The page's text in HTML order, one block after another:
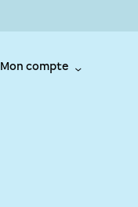
Mon compte